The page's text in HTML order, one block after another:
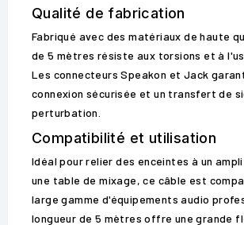
Qualité de fabrication
Fabriqué avec des matériaux de haute
de 5 mètres résiste aux torsions et à
Les connecteurs Speakon et Jack
connexion sécurisée et un transfert de
perturbation.
Compatibilité et utilisation
Idéal pour relier des enceintes à un
une table de mixage, ce câble est
large gamme d'équipements audio
longueur de 5 mètres offre une grande